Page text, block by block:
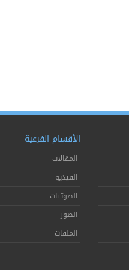
الأقسام الفرعية
المقالات
الفيديو
الصوتيات
الصور
الملفات